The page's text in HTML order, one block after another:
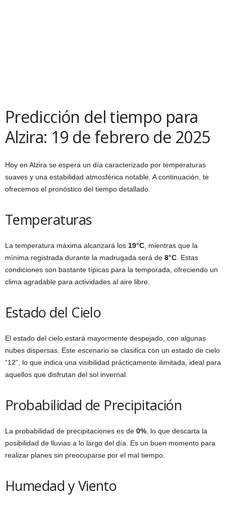
Predicción del tiempo para
Alzira: 19 de febrero de 2025
Hoy en Alzira se espera un día caracterizado por temperaturas
suaves y una estabilidad atmosférica notable. A continuación, te
ofrecemos el pronóstico del tiempo detallado.
Temperaturas
La temperatura máxima alcanzará los 19°C, mientras que la
mínima registrada durante la madrugada será de 8°C. Estas
condiciones son bastante típicas para la temporada, ofreciendo un
clima agradable para actividades al aire libre.
Estado del Cielo
El estado del cielo estará mayormente despejado, con algunas
nubes dispersas. Este escenario se clasifica con un estado de cielo
“12”, lo que indica una visibilidad prácticamente ilimitada, ideal para
aquellos que disfrutan del sol invernal.
Probabilidad de Precipitación
La probabilidad de precipitaciones es de 0%, lo que descarta la
posibilidad de lluvias a lo largo del día. Es un buen momento para
realizar planes sin preocuparse por el mal tiempo.
Humedad y Viento